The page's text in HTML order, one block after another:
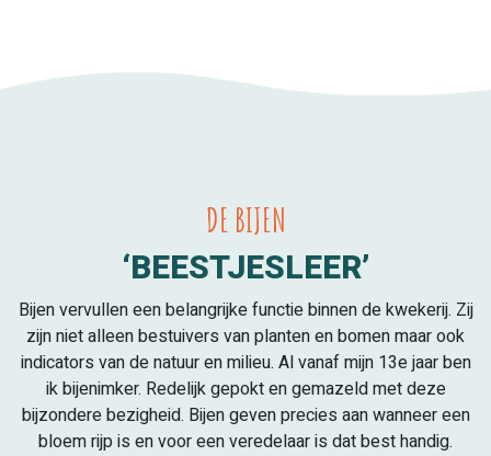
DE BIJEN
‘BEESTJESLEER’
Bijen vervullen een belangrijke functie binnen de kwekerij. Zij
zijn niet alleen bestuivers van planten en bomen maar ook
indicators van de natuur en milieu. Al vanaf mijn 13e jaar ben
ik bijenimker. Redelijk gepokt en gemazeld met deze
bijzondere bezigheid. Bijen geven precies aan wanneer een
bloem rijp is en voor een veredelaar is dat best handig.